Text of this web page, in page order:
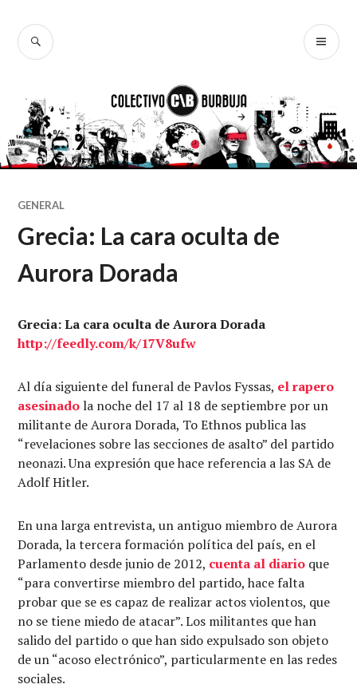
contenido
BUSCAR
GENERAL
Grecia: La cara oculta de
Aurora Dorada
Grecia: La cara oculta de Aurora Dorada
http://feedly.com/k/17V8ufw
Al día siguiente del funeral de Pavlos Fyssas, elrapero
asesinado la noche del 17 al 18 de septiembre por un
militante de Aurora Dorada, To Ethnos publica las
“revelaciones sobre las secciones de asalto” del partido
neonazi. Una expresión que hace referencia a las SA de
Adolf Hitler.
En una larga entrevista, un antiguo miembro de Aurora
Dorada, la tercera formación política del país, en el
Parlamento desde junio de 2012, cuenta al diario que
“para convertirse miembro del partido, hace falta
probar que se es capaz de realizar actos violentos, que
no se tiene miedo de atacar”. Los militantes que han
salido del partido o que han sido expulsado son objeto
de un “acoso electrónico”, particularmente en las redes
sociales.